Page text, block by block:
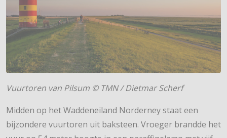
Vuurtoren van Pilsum © TMN / Dietmar Scherf
Midden op het Waddeneiland Norderney staat een
bijzondere vuurtoren uit baksteen. Vroeger brandde het